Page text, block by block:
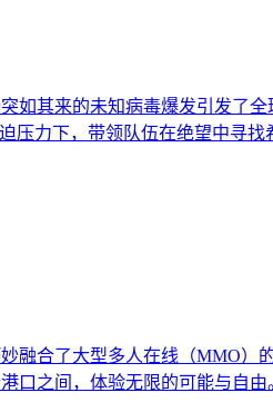
如其来的未知病毒爆发引发了
压力下，带领队伍在绝望中寻找
融合了大型多人在线（MMO
口之间，体验无限的可能与自由